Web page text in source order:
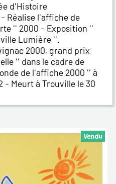
d'Histoire
Réalise l'affiche de
'' 2000 - Exposition ''
Lumière ''.
2000, grand prix
'' dans le cadre de
de l'affiche 2000 '' à
- Meurt à Trouville le 30
Vendu